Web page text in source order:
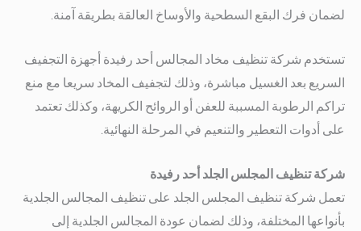
لضمان فرك البقع السطحية والأوساخ العالقة بطريقة آمنة.
تستخدم شركة تنظيف مخاد المجالس أحد رفيدة أجهزة التجفيف
السريع بعد الغسيل مباشرة، وذلك لتجفيف المخاد سريعا مع منع
تراكم الرطوبة المسببة للعفن أو الروائح الكريهة، وكذلك تعتمد
على أدوات التعطير والتنعيم في المرحلة النهائية.
شركة تنظيف المجلس الجلد أحد رفيدة
تعمل شركة تنظيف المجلس الجلد على تنظيف المجالس الجلدية
بأنواعها المختلفة، وذلك لضمان عودة المجالس الجلدية إلى